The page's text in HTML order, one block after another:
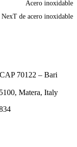
Acero inoxidable
de acero inoxidable
70122 – Bari
Matera, Italy